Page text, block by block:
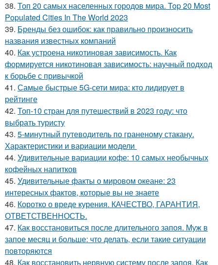
38. Топ 20 самых населенных городов мира. Top 20 Most
Populated Cities In The World 2023
39. Бренды без ошибок: как правильно произносить
названия известных компаний
40. Как устроена никотиновая зависимость. Как
формируется никотиновая зависимость: научный подход
к борьбе с привычкой
41. Самые быстрые 5G-сети мира: кто лидирует в
рейтинге
42. Топ-10 стран для путешествий в 2023 году: что
выбрать туристу
43. 5-минутный путеводитель по граненому стакану.
Характеристики и вариации модели
44. Удивительные вариации кофе: 10 самых необычных
кофейных напитков
45. Удивительные факты о мировом океане: 23
интересных фактов, которые вы не знаете
46. Коротко о вреде курения. КАЧЕСТВО, ГАРАНТИЯ,
ОТВЕТСТВЕННОСТЬ.
47. Как восстановиться после длительного запоя. Муж в
запое месяц и больше: что делать, если такие ситуации
повторяются
48. Как восстановить нервную систему после запоя. Как